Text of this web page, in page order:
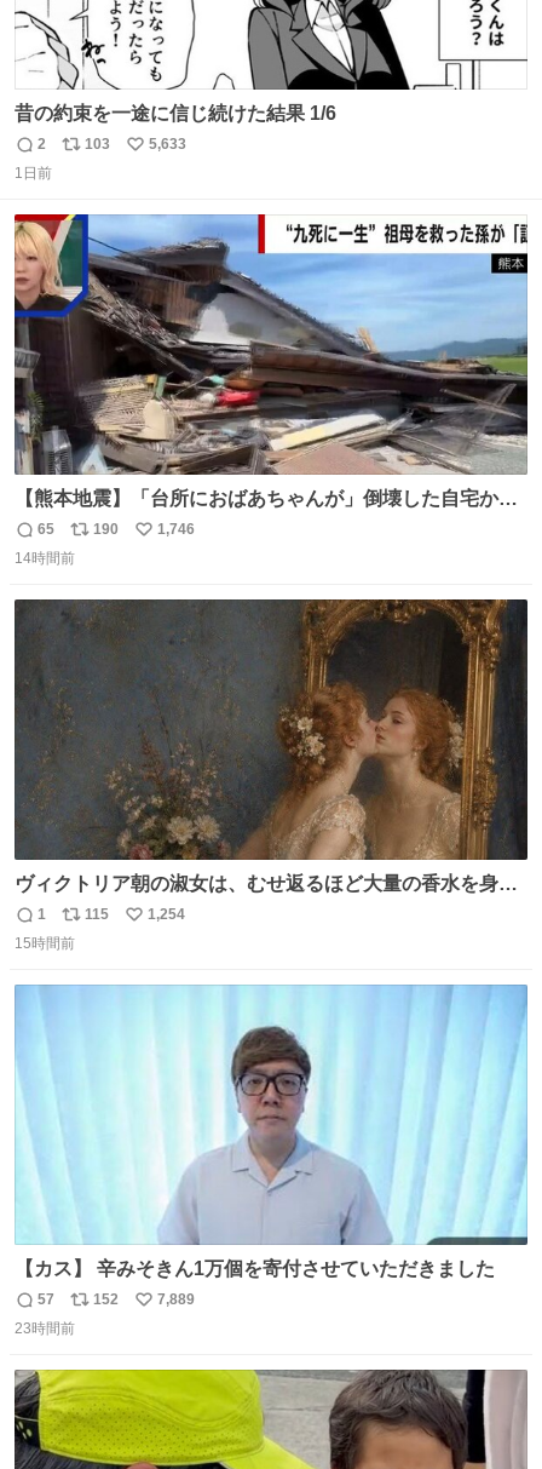
昔の約束を一途に信じ続けた結果 1/6
返
信
2
リ
ト
数
103
い
数
5,633
1日前
【熊本地震】「台所におばあちゃんが」倒壊した自宅から
孫が救出 地震発生時、台所で夕食の準備をしていた祖母の
「助けて」という声。祖母を背負い、助け出した孫が「命
返
信
65
リ
ポ
ト
190
い
1,746
14時間前
ヴィクトリア朝の淑女は、むせ返るほど大量の香水を身に
つけるものではないとされていた。それでも香水は、髪や
肌の手入れと同じくらい、ヴィクトリア朝の女性達の美容
が知る香水よりも単純な組成で、その大部分は薔薇、菫、
返
信
1
リ
ポ
115
い
1,254
15時間前
【カス】 辛みそきん1万個を寄付させていただきました
返
信
57
リ
ポ
ト
数
152
い
数
7,889
23時間前